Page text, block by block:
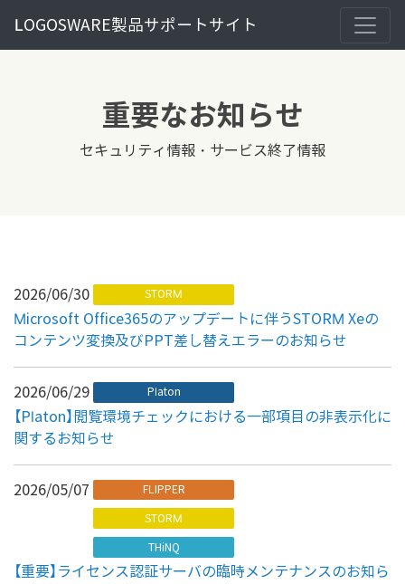
LOGOSWARE製品サポートサイト
重要なお知らせ
セキュリティ情報・サービス終了情報
2026/06/30 STORM
Microsoft Office365のアップデートに伴うSTORM Xeの
コンテンツ変換及びPPT差し替えエラーのお知らせ
2026/06/29 Platon
【Platon】閲覧環境チェックにおける一部項目の非表示化に
関するお知らせ
2026/05/07 FLIPPER
STORM
THiNQ
【重要】ライセンス認証サーバの臨時メンテナンスのお知ら